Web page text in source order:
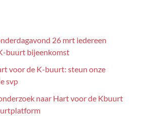
26 mrt iedereen
buurt bijeenkomst
voor de K-buurt: steun onze
svp
naar Hart voor de Kbuurt